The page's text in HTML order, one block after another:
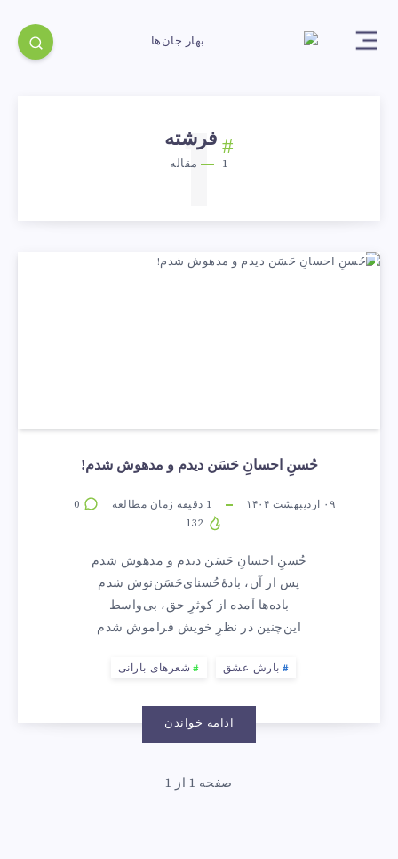
فرشته
1 مقاله
1
حُسنِ احسانِ حَسَن دیدم و مدهوش شدم!
۰۹ اردیبهشت ۱۴۰۴ 1 دقیقه زمان مطالعه
0
حُسنِ احسانِ حَسَن دیدم و مدهوش شدم
پس از آن، بادهٔ‌حُسنای‌حَسَن‌نوش شدم
باده‌ها آمده از کوثرِ حق، بی‌واسط
این‌چنین در نظرِ خویش فراموش شدم
بارش عشق شعرهای بارانی
ادامه خواندن
صفحه 1 از 1